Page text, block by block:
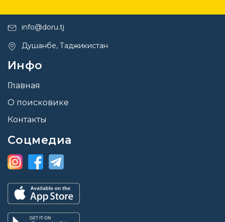
info@doru.tj
Душанбе, Таджикистан
Инфо
Главная
О поисковике
Контакты
Соцмедиа